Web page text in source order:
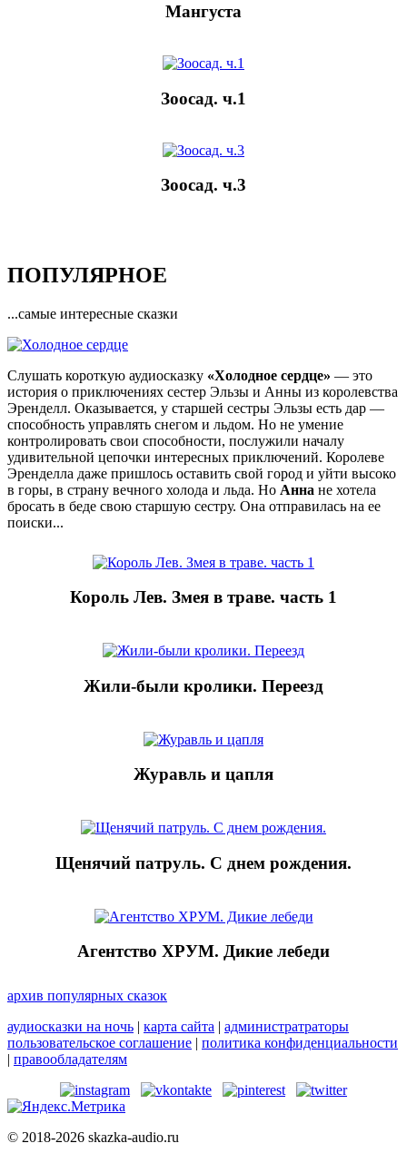
Мангуста
Зоосад. ч.1
Зоосад. ч.3
ПОПУЛЯРНОЕ
...самые интересные сказки
Слушать короткую аудиосказку «Холодное сердце» — это
история о приключениях сестер Эльзы и Анны из королевства
Эренделл. Оказывается, у старшей сестры Эльзы есть дар —
способность управлять снегом и льдом. Но не умение
контролировать свои способности, послужили началу
удивительной цепочки интересных приключений. Королеве
Эренделла даже пришлось оставить свой город и уйти высоко
в горы, в страну вечного холода и льда. Но Анна не хотела
бросать в беде свою старшую сестру. Она отправилась на ее
поиски...
Король Лев. Змея в траве. часть 1
Жили-были кролики. Переезд
Журавль и цапля
Щенячий патруль. С днем рождения.
Агентство ХРУМ. Дикие лебеди
архив популярных сказок
аудиосказки на ночь | карта сайта | администратраторы
пользовательское соглашение | политика конфиденциальности
| правообладателям
© 2018-2026 skazka-audio.ru